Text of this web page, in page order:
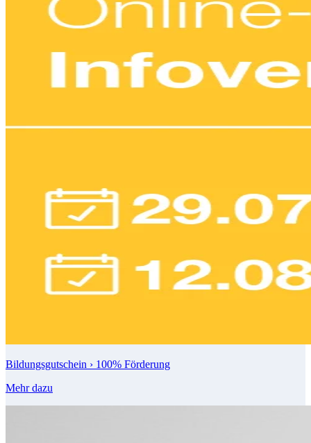
Bildungsgutschein › 100% Förderung
Mehr dazu